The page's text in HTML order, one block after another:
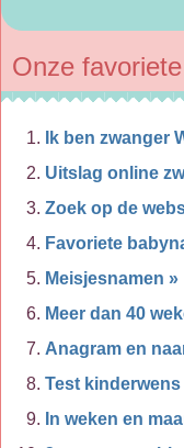
Onze
Ik ben zwanger
Uitslag online
Zoek op de
Favoriete
Meisjesnamen »
Meer dan 40
Anagram en
Test kinderwens
In weken en